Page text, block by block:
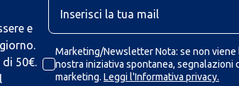
e
50€.
Marketing/Newsletter Nota: se non
nostra iniziativa spontanea,
marketing. Leggi l'Informativa privacy.